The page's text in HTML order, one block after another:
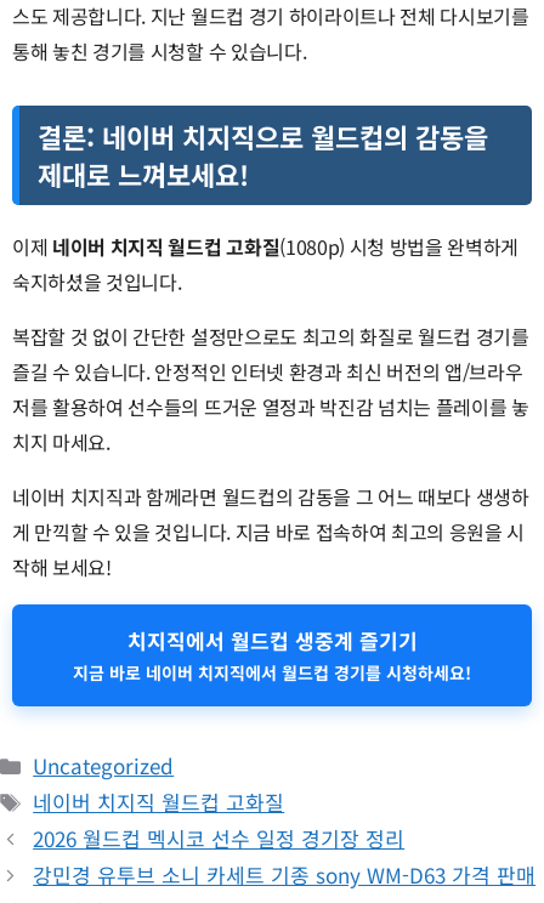
스도 제공합니다. 지난 월드컵 경기 하이라이트나 전체 다시보기를
통해 놓친 경기를 시청할 수 있습니다.
결론: 네이버 치지직으로 월드컵의 감동을
제대로 느껴보세요!
이제 네이버 치지직 월드컵 고화질(1080p) 시청 방법을 완벽하게
숙지하셨을 것입니다.
복잡할 것 없이 간단한 설정만으로도 최고의 화질로 월드컵 경기를
즐길 수 있습니다. 안정적인 인터넷 환경과 최신 버전의 앱/브라우
저를 활용하여 선수들의 뜨거운 열정과 박진감 넘치는 플레이를 놓
치지 마세요.
네이버 치지직과 함께라면 월드컵의 감동을 그 어느 때보다 생생하
게 만끽할 수 있을 것입니다. 지금 바로 접속하여 최고의 응원을 시
작해 보세요!
치지직에서 월드컵 생중계 즐기기
지금 바로 네이버 치지직에서 월드컵 경기를 시청하세요!
카
테
고
리
Uncategorized
태
그
네이버 치지직 월드컵 고화질
2026 월드컵 멕시코 선수 일정 경기장 정리
강민경 유투브 소니 카세트 기종 sony WM-D63 가격 판매